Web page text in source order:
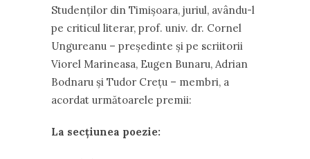
Studenţilor din Timişoara, juriul, avându-l
pe criticul literar, prof. univ. dr. Cornel
Ungureanu – preşedinte şi pe scriitorii
Viorel Marineasa, Eugen Bunaru, Adrian
Bodnaru şi Tudor Creţu – membri, a
acordat următoarele premii:
La secţiunea poezie: